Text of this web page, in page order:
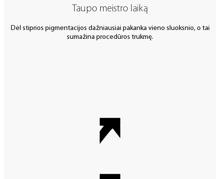
Taupo meistro laiką
Dėl stiprios pigmentacijos dažniausiai pakanka vieno sluoksnio, o tai
sumažina procedūros trukmę.